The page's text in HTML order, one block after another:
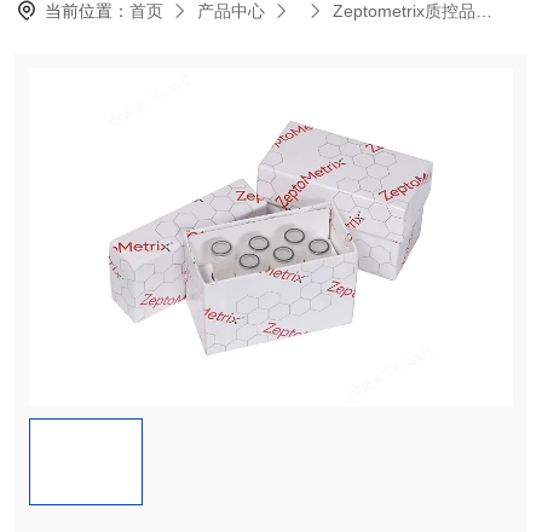
当前位置：首页 产品中心 Zeptometrix质控品